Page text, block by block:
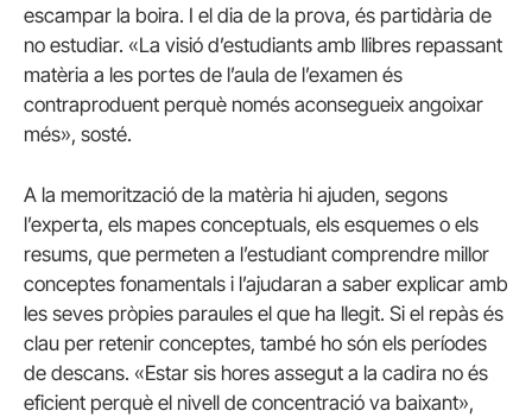
escampar la boira. I el dia de la prova, és partidària de
no estudiar. «La visió d’estudiants amb llibres repassant
matèria a les portes de l’aula de l’examen és
contraproduent perquè només aconsegueix angoixar
més», sosté.
A la memorització de la matèria hi ajuden, segons
l’experta, els mapes conceptuals, els esquemes o els
resums, que permeten a l’estudiant comprendre millor
conceptes fonamentals i l’ajudaran a saber explicar amb
les seves pròpies paraules el que ha llegit. Si el repàs és
clau per retenir conceptes, també ho són els períodes
de descans. «Estar sis hores assegut a la cadira no és
eficient perquè el nivell de concentració va baixant»,